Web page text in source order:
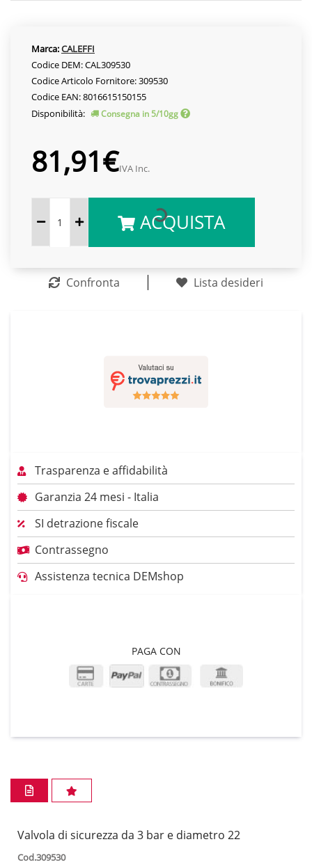
Marca:CALEFFI
Codice DEM: CAL309530
Codice Articolo Fornitore: 309530
Codice EAN: 8016615150155
Disponibilità:
Consegna in 5/10gg
81,91€IVA Inc.
ACQUISTA
Confronta Lista desideri
Trasparenza e affidabilità
Garanzia 24 mesi - Italia
SI detrazione fiscale
Contrassegno
Assistenza tecnica DEMshop
PAGA CON
Valvola di sicurezza da 3 bar e diametro 22
Cod.309530